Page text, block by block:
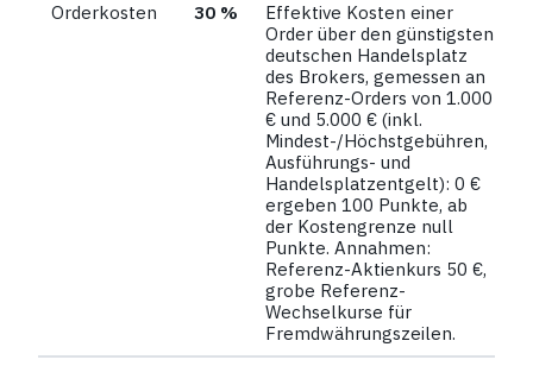
Orderkosten 30 %
Effektive Kosten einer
Order über den günstigsten
deutschen Handelsplatz
des Brokers, gemessen an
Referenz-Orders von 1.000
€ und 5.000 € (inkl.
Mindest-/Höchstgebühren,
Ausführungs- und
Handelsplatzentgelt): 0 €
ergeben 100 Punkte, ab
der Kostengrenze null
Punkte. Annahmen:
Referenz-Aktienkurs 50 €,
grobe Referenz-
Wechselkurse für
Fremdwährungszeilen.